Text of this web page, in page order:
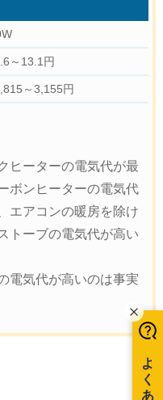
～13.1円
～3,155円
ヒーターの電気代が最
ボンヒーターの電気代
エアコンの暖房を除け
トーブの電気代が高い
電気代が高いのは事実